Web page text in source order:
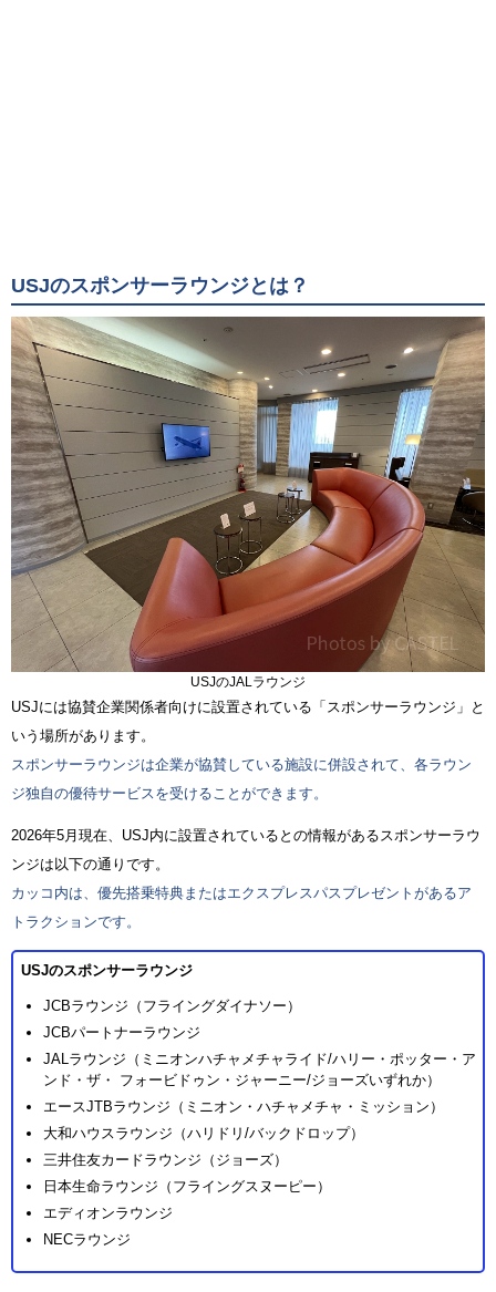
USJのスポンサーラウンジとは？
USJのJALラウンジ
USJには協賛企業関係者向けに設置されている「スポンサーラウンジ」と
いう場所があります。
スポンサーラウンジは企業が協賛している施設に併設されて、各ラウン
ジ独自の優待サービスを受けることができます。
2026年5月現在、USJ内に設置されているとの情報があるスポンサーラウ
ンジは以下の通りです。
カッコ内は、優先搭乗特典またはエクスプレスパスプレゼントがあるア
トラクションです。
USJのスポンサーラウンジ
JCBラウンジ（フライングダイナソー）
JCBパートナーラウンジ
JALラウンジ（ミニオンハチャメチャライド/ハリー・ポッター・ア
ンド・ザ・ フォービドゥン・ジャーニー/ジョーズいずれか）
エースJTBラウンジ（ミニオン・ハチャメチャ・ミッション）
大和ハウスラウンジ（ハリドリ/バックドロップ）
三井住友カードラウンジ（ジョーズ）
日本生命ラウンジ（フライングスヌーピー）
エディオンラウンジ
NECラウンジ